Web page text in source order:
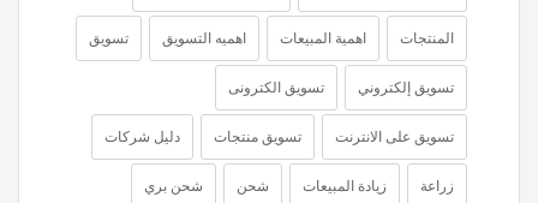
المنتجات اهمية المبيعات اهميه التسويق تسويق
تسويق إلكتروني تسويق الكترونى
تسويق على الانترنت تسويق منتجات دليل شركات
زراعة زيادة المبيعات شحن شحن بري